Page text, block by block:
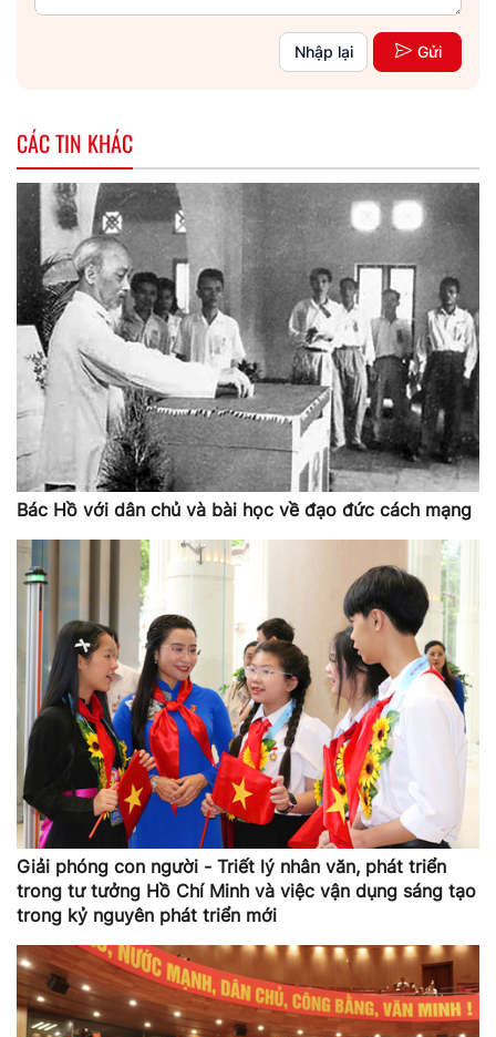
Nhập lại Gửi
CÁC TIN KHÁC
Bác Hồ với dân chủ và bài học về đạo đức cách mạng
Giải phóng con người - Triết lý nhân văn, phát triển
trong tư tưởng Hồ Chí Minh và việc vận dụng sáng tạo
trong kỷ nguyên phát triển mới